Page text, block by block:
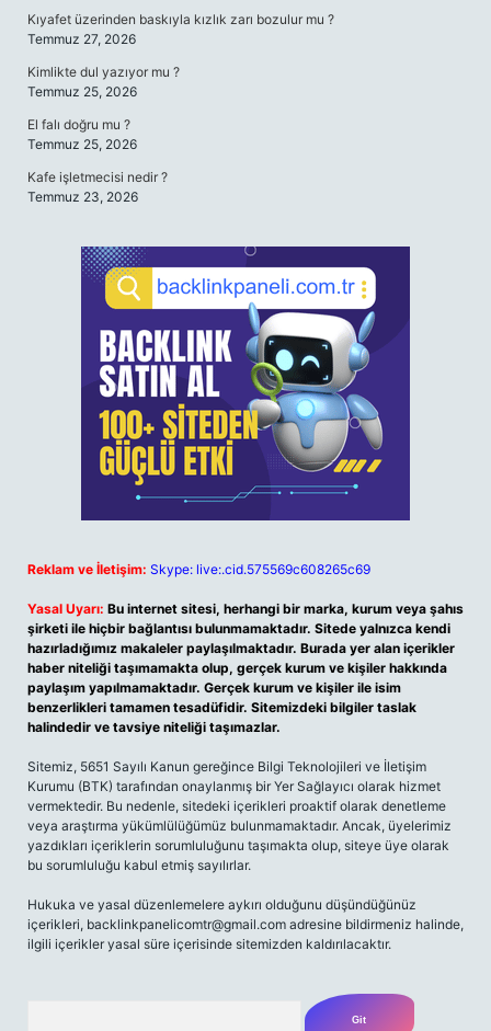
Kıyafet üzerinden baskıyla kızlık zarı bozulur mu ?
Temmuz 27, 2026
Kimlikte dul yazıyor mu ?
Temmuz 25, 2026
El falı doğru mu ?
Temmuz 25, 2026
Kafe işletmecisi nedir ?
Temmuz 23, 2026
Reklam ve İletişim: Skype: live:.cid.575569c608265c69
Yasal Uyarı: Bu internet sitesi, herhangi bir marka, kurum veya şahıs
şirketi ile hiçbir bağlantısı bulunmamaktadır. Sitede yalnızca kendi
hazırladığımız makaleler paylaşılmaktadır. Burada yer alan içerikler
haber niteliği taşımamakta olup, gerçek kurum ve kişiler hakkında
paylaşım yapılmamaktadır. Gerçek kurum ve kişiler ile isim
benzerlikleri tamamen tesadüfidir. Sitemizdeki bilgiler taslak
halindedir ve tavsiye niteliği taşımazlar.
Sitemiz, 5651 Sayılı Kanun gereğince Bilgi Teknolojileri ve İletişim
Kurumu (BTK) tarafından onaylanmış bir Yer Sağlayıcı olarak hizmet
vermektedir. Bu nedenle, sitedeki içerikleri proaktif olarak denetleme
veya araştırma yükümlülüğümüz bulunmamaktadır. Ancak, üyelerimiz
yazdıkları içeriklerin sorumluluğunu taşımakta olup, siteye üye olarak
bu sorumluluğu kabul etmiş sayılırlar.
Hukuka ve yasal düzenlemelere aykırı olduğunu düşündüğünüz
içerikleri, backlinkpanelicomtr@gmail.com adresine bildirmeniz halinde,
ilgili içerikler yasal süre içerisinde sitemizden kaldırılacaktır.